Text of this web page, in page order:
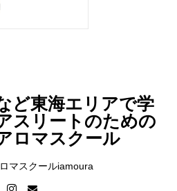
ど東海エリアで学
スリートのための
ロマスクール
マスクールiamoura